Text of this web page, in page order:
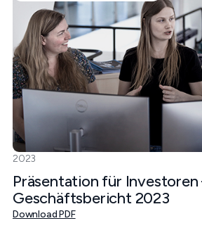
2023
Präsentation für
Geschäftsbericht 2023
Download PDF